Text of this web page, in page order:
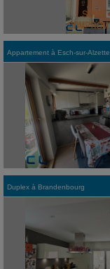
Appartement à Esch-sur-Alzette
Duplex à Brandenbourg